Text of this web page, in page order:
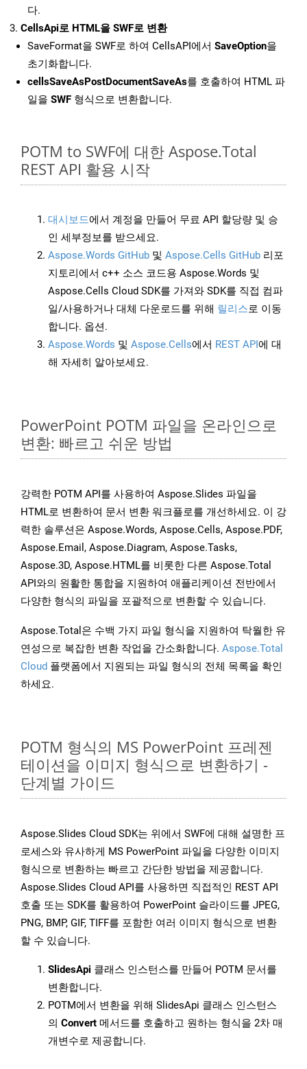
다.
CellsApi로 HTML을 SWF로 변환
SaveFormat을 SWF로 하여 CellsAPI에서 SaveOption을
초기화합니다.
cellsSaveAsPostDocumentSaveAs를 호출하여 HTML 파
일을 SWF 형식으로 변환합니다.
POTM to SWF에 대한 Aspose.Total
REST API 활용 시작
대시보드에서 계정을 만들어 무료 API 할당량 및 승
인 세부정보를 받으세요.
Aspose.Words GitHub 및 Aspose.Cells GitHub 리포
지토리에서 c++ 소스 코드용 Aspose.Words 및
Aspose.Cells Cloud SDK를 가져와 SDK를 직접 컴파
일/사용하거나 대체 다운로드를 위해 릴리스로 이동
합니다. 옵션.
Aspose.Words 및 Aspose.Cells에서 REST API에 대
해 자세히 알아보세요.
PowerPoint POTM 파일을 온라인으로
변환: 빠르고 쉬운 방법
강력한 POTM API를 사용하여 Aspose.Slides 파일을
HTML로 변환하여 문서 변환 워크플로를 개선하세요. 이 강
력한 솔루션은 Aspose.Words, Aspose.Cells, Aspose.PDF,
Aspose.Email, Aspose.Diagram, Aspose.Tasks,
Aspose.3D, Aspose.HTML를 비롯한 다른 Aspose.Total
API와의 원활한 통합을 지원하여 애플리케이션 전반에서
다양한 형식의 파일을 포괄적으로 변환할 수 있습니다.
Aspose.Total은 수백 가지 파일 형식을 지원하여 탁월한 유
연성으로 복잡한 변환 작업을 간소화합니다. Aspose.Total
Cloud 플랫폼에서 지원되는 파일 형식의 전체 목록을 확인
하세요.
POTM 형식의 MS PowerPoint 프레젠
테이션을 이미지 형식으로 변환하기 -
단계별 가이드
Aspose.Slides Cloud SDK는 위에서 SWF에 대해 설명한 프
로세스와 유사하게 MS PowerPoint 파일을 다양한 이미지
형식으로 변환하는 빠르고 간단한 방법을 제공합니다.
Aspose.Slides Cloud API를 사용하면 직접적인 REST API
호출 또는 SDK를 활용하여 PowerPoint 슬라이드를 JPEG,
PNG, BMP, GIF, TIFF를 포함한 여러 이미지 형식으로 변환
할 수 있습니다.
SlidesApi 클래스 인스턴스를 만들어 POTM 문서를
변환합니다.
POTM에서 변환을 위해 SlidesApi 클래스 인스턴스
의 Convert 메서드를 호출하고 원하는 형식을 2차 매
개변수로 제공합니다.